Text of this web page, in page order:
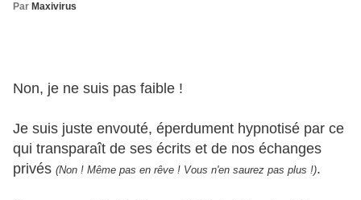
Par Maxivirus
Non, je ne suis pas faible !
Je suis juste envouté, éperdument hypnotisé par ce
qui transparaît de ses écrits et de nos échanges
privés (Non ! Même pas en rêve ! Vous n'en saurez pas plus !).